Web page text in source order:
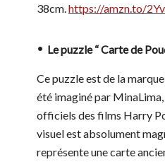
38cm. https://amzn.to/
Le puzzle “ Carte de
Ce puzzle est de la
été imaginé par
officiels des films Harry
visuel est absolument
représente une carte